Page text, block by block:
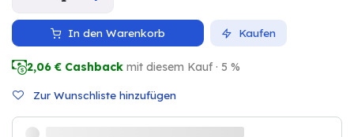
In den Warenkorb Kaufen
2,06 € Cashback mit diesem Kauf · 5 %
Zur Wunschliste hinzufügen